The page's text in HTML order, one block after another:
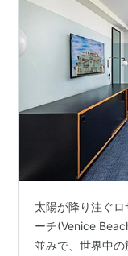
太陽が降り注ぐ
ーチ(Venice
並みで、世界中